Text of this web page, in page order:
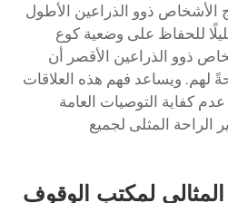
الأشخاص ذوو الذراعين الأطول
للحفاظ على وضعية كوع
ذوو الذراعين الأقصر أن
لهم. ويساعد فهم هذه العلاقات
كفاية التوصيات العامة
الراحة المثلى لجميع
لمكتب الوقوف